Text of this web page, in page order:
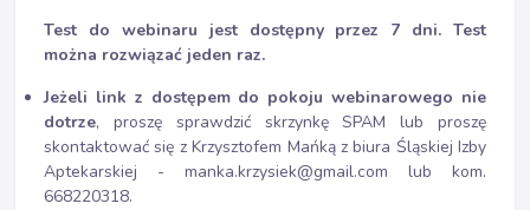
Test do webinaru jest dostępny przez 7 dni. Test
można rozwiązać jeden raz.
Jeżeli link z dostępem do pokoju webinarowego nie
dotrze, proszę sprawdzić skrzynkę SPAM lub proszę
skontaktować się z Krzysztofem Mańką z biura Śląskiej Izby
Aptekarskiej - manka.krzysiek@gmail.com lub kom.
668220318.